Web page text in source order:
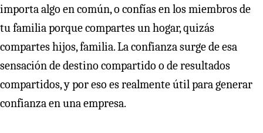
importa algo en común, o confías en los miembros de
tu familia porque compartes un hogar, quizás
compartes hijos, familia. La confianza surge de esa
sensación de destino compartido o de resultados
compartidos, y por eso es realmente útil para generar
confianza en una empresa.